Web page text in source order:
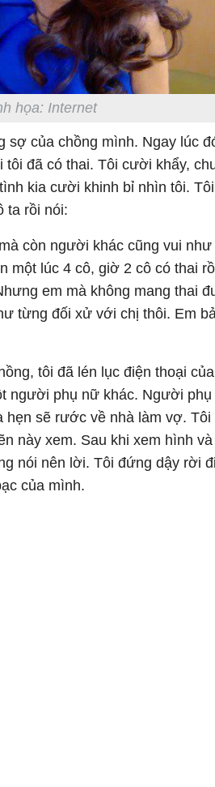
họa: Internet
sợ của chồng mình. Ngay lúc
đã có thai. Tôi cười khẩy,
kia cười khinh bỉ nhìn tôi.
ta rồi nói:
còn người khác cũng vui như
một lúc 4 cô, giờ 2 cô có thai
em mà không mang thai
từng đối xử với chị thôi. Em
tôi đã lén lục điện thoại
người phụ nữ khác. Người
sẽ rước về nhà làm vợ. Tôi
này xem. Sau khi xem hình
nói nên lời. Tôi đứng dậy rời
của mình.